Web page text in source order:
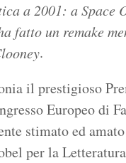
a 2001: a Space
fatto un remake
.
il prestigioso
Europeo di
stimato ed
per la